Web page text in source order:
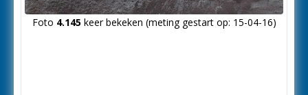
Foto 4.145keer bekeken (meting gestart op: 15-04-16)